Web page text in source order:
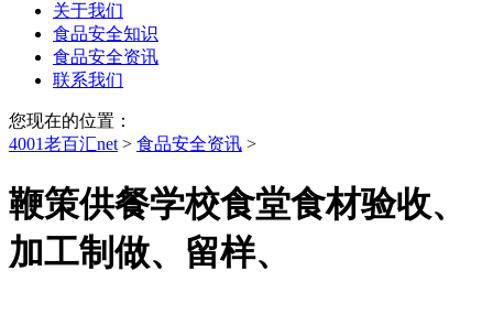
关于我们
食品安全知识
食品安全资讯
联系我们
您现在的位置：
4001老百汇net > 食品安全资讯 >
鞭策供餐学校食堂食材验收、
加工制做、留样、